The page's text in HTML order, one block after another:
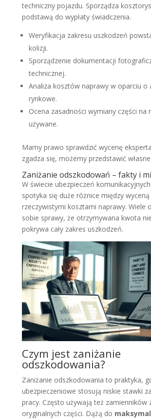
techniczny pojazdu. Sporządza
podstawą do wypłaty świadczenia.
Weryfikacja zakresu uszkodzeń
kolizji.
Sporządzenie dokumentacji
technicznej.
Analiza kosztów naprawy w oparciu o
rynkowe.
Ocena zasadności wymiany części na
używane.
Mamy prawo sprawdzić wycenę
zgadza się, możemy przedstawić
Zaniżanie odszkodowań – fakty i
W świecie ubezpieczeń
spotyka się duże różnice między wyceną
rzeczywistymi kosztami naprawy. Wiele
sobie sprawy, że otrzymywana kwota
pokrywa cały zakres uszkodzeń.
Czym jest zaniżanie
odszkodowania?
Zaniżanie odszkodowania to praktyka,
ubezpieczeniowe stosują niskie stawki
pracy. Często używają też zamienników
oryginalnych części. Dążą do